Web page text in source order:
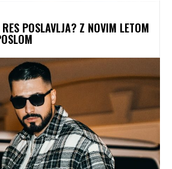
POSLAVLJA? Z NOVIM LETOM